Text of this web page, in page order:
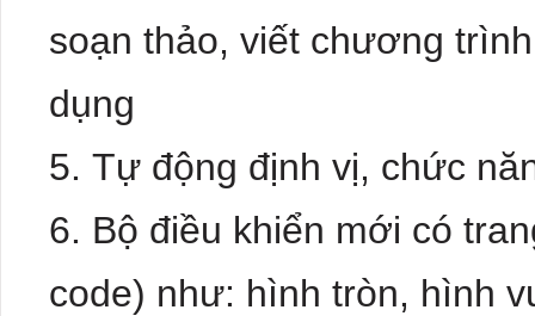
soạn thảo, viết chương
dụng
Tự động định vị, chức
Bộ điều khiển mới có
code) như: hình tròn, hình